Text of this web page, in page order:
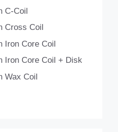
C-Coil
Cross Coil
Iron Core Coil
Iron Core Coil + Disk
Wax Coil